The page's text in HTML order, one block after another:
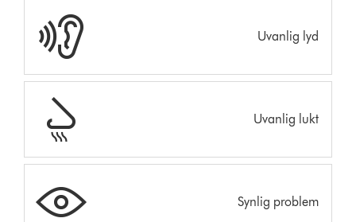
Uvanlig lyd
Uvanlig lukt
Synlig problem